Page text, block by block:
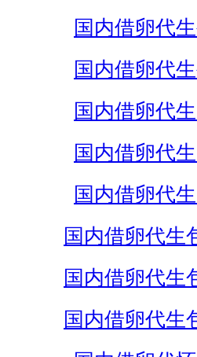
国内借卵代
国内借卵代
国内借卵代
国内借卵代
国内借卵代
国内借卵代生
国内借卵代生
国内借卵代生